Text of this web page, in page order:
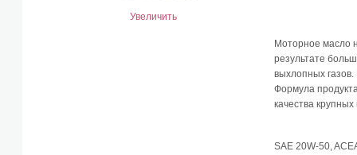
Увеличить
Моторное масло
результате
выхлопных
Формула
качества
SAE 20W-50,